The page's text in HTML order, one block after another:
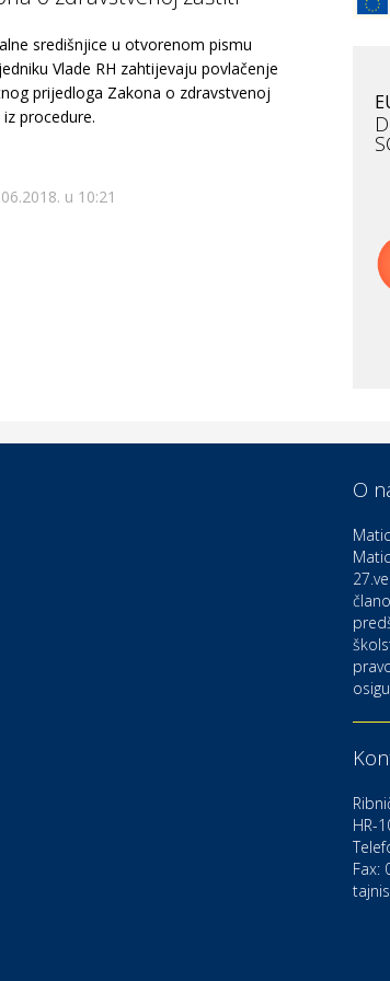
središnjice u otvorenom pismu
Vlade RH zahtijevaju povlačenje
prijedloga Zakona o zdravstvenoj
procedure.
u 10:21
O
HR-
Fax: